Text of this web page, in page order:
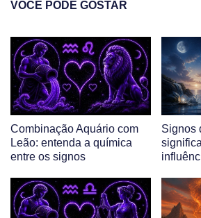
VOCÊ PODE GOSTAR
Combinação Aquário com
Leão: entenda a química
entre os signos
Signos